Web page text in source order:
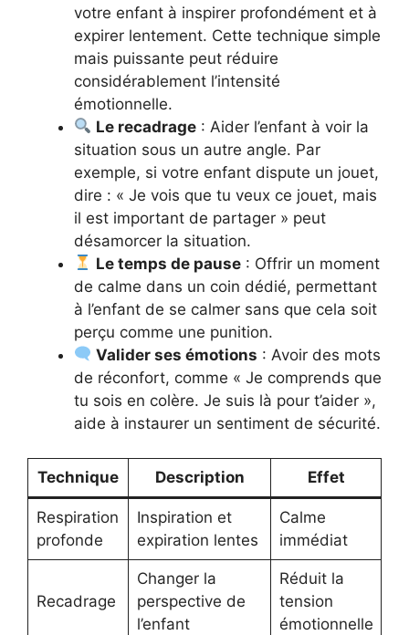
votre enfant à inspirer profondément et à
expirer lentement. Cette technique simple
mais puissante peut réduire
considérablement l’intensité
émotionnelle.
Le recadrage : Aider l’enfant à voir la
situation sous un autre angle. Par
exemple, si votre enfant dispute un jouet,
dire : « Je vois que tu veux ce jouet, mais
il est important de partager » peut
désamorcer la situation.
Le temps de pause : Offrir un moment
de calme dans un coin dédié, permettant
à l’enfant de se calmer sans que cela soit
perçu comme une punition.
Valider ses émotions : Avoir des mots
de réconfort, comme « Je comprends que
tu sois en colère. Je suis là pour t’aider »,
aide à instaurer un sentiment de sécurité.
Technique Description Effet
Respiration
profonde
Inspiration et
expiration lentes
Calme
immédiat
Recadrage
Changer la
perspective de
l’enfant
Réduit la
tension
émotionnelle